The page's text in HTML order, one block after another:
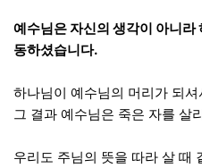
예수님은 자신의 생각이 아니라
동하셨습니다.
하나님이 예수님의 머리가 되
그 결과 예수님은 죽은 자를 살
우리도 주님의 뜻을 따라 살 때